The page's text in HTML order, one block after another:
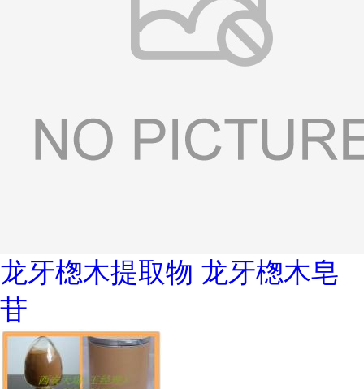
龙牙楤木提取物 龙牙楤木皂
苷